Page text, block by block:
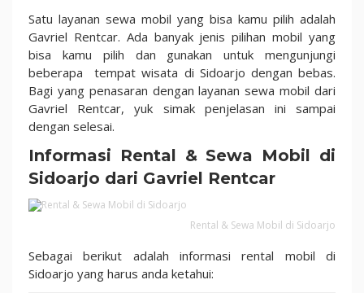
Rekomendasi
Terbaik
2024
Satu layanan sewa mobil yang bisa kamu pilih adalah
Gavriel Rentcar. Ada banyak jenis pilihan mobil yang
bisa kamu pilih dan gunakan untuk mengunjungi
beberapa tempat wisata di Sidoarjo dengan bebas.
Bagi yang penasaran dengan layanan sewa mobil dari
Gavriel Rentcar, yuk simak penjelasan ini sampai
dengan selesai.
Informasi Rental & Sewa Mobil di
Sidoarjo dari Gavriel Rentcar
Rental & Sewa Mobil di Sidoarjo
Sebagai berikut adalah informasi rental mobil di
Sidoarjo yang harus anda ketahui: